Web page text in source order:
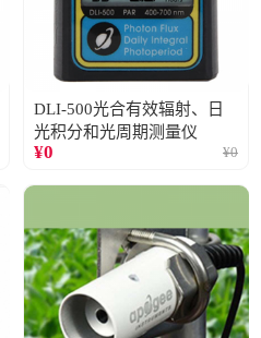
DLI-500光合有效辐射、日
光积分和光周期测量仪
¥0 ¥0